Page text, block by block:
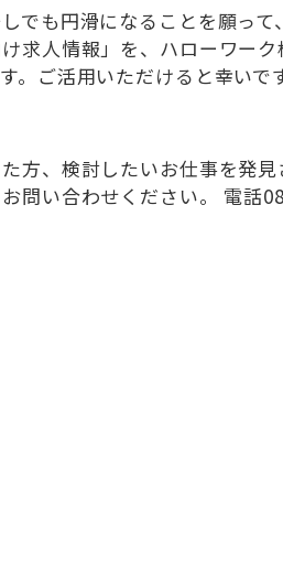
でも円滑になることを願っ
求人情報」を、ハローワー
。ご活用いただけると幸いです
方、検討したいお仕事を発
問い合わせください。 電話